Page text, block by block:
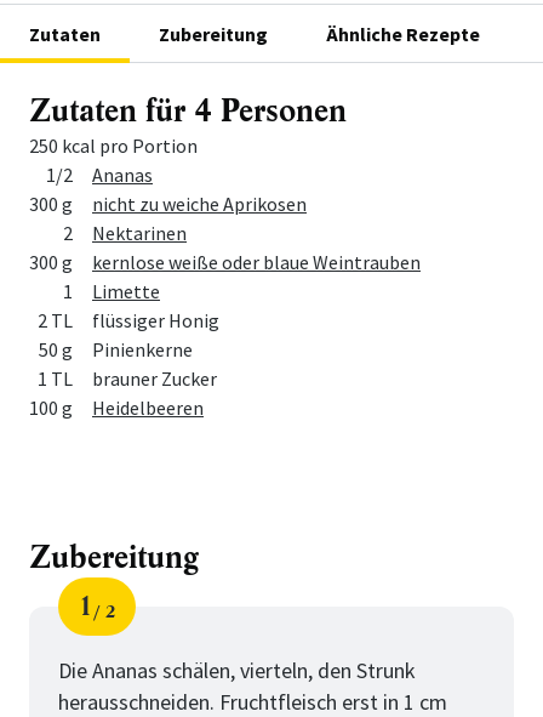
Zutaten Zubereitung Ähnliche Rezepte
Zutaten für 4 Personen
250 kcal pro Portion
Menge
Zutat
1/2
Ananas
300 g
nicht zu weiche Aprikosen
2
Nektarinen
300 g
kernlose weiße oder blaue Weintrauben
1
Limette
2 TL
flüssiger Honig
50 g
Pinienkerne
1 TL
brauner Zucker
100 g
Heidelbeeren
Zubereitung
Schritt
1
von
2
Die Ananas schälen, vierteln, den Strunk
herausschneiden. Fruchtfleisch erst in 1 cm